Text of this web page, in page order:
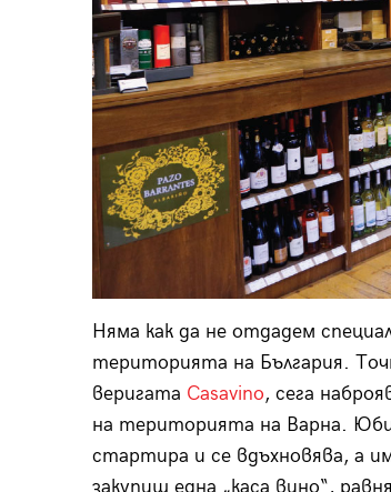
Няма как да не отдадем
територията на България.
веригата Casavino, сега
на територията на Варна.
стартира и се вдъхновява, а
закупиш една „каса вино“,